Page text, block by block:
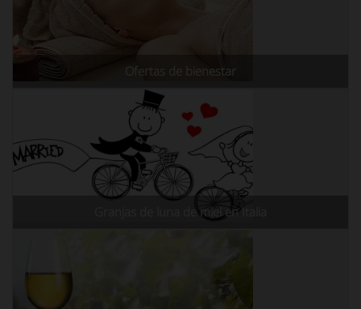
Ofertas de bienestar
Granjas de luna de miel en Italia